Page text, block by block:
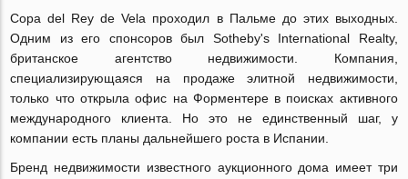
Copa del Rey de Vela проходил в Пальме до этих выходных.
Одним из его спонсоров был Sotheby's International Realty,
британское агентство недвижимости. Компания,
специализирующаяся на продаже элитной недвижимости,
только что открыла офис на Форментере в поисках активного
международного клиента. Но это не единственный шаг, у
компании есть планы дальнейшего роста в Испании.
Бренд недвижимости известного аукционного дома имеет три